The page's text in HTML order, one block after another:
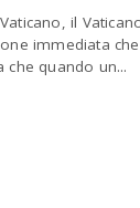
il
immediata
che quando un...